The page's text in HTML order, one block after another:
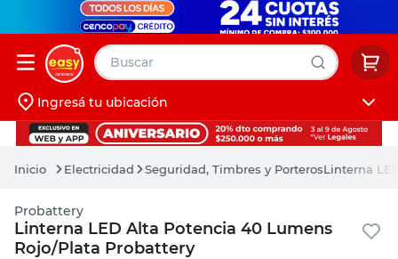
Buscar
Iniciá sesión
Ingresá tu ubicación
Electricidad Seguridad, Timbres y PorterosLinterna
Probattery
Linterna LED Alta Potencia 40 Lumens
Rojo/Plata Probattery
muebles
pintura
escritorio
puertas
placard